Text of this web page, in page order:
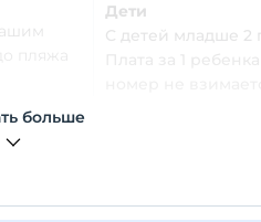
Дети
С детей младше 2
больше